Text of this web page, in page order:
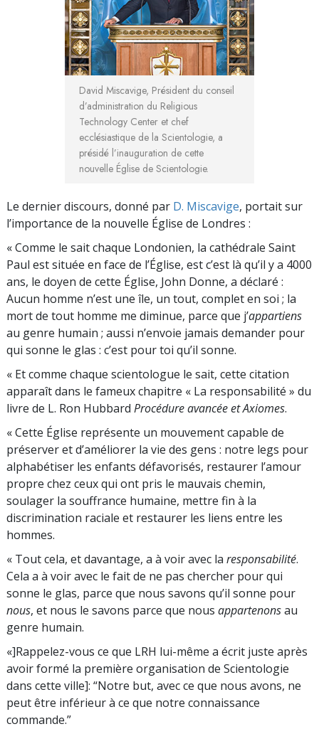
David Miscavige, Président du conseil
d’administration du Religious
Technology Center et chef
ecclésiastique de la Scientologie, a
présidé l’inauguration de cette
nouvelle Église de Scientologie.
Le dernier discours, donné par D. Miscavige, portait sur
l’importance de la nouvelle Église de Londres :
« Comme le sait chaque Londonien, la cathédrale Saint
Paul est située en face de l’Église, est c’est là qu’il y a 4000
ans, le doyen de cette Église, John Donne, a déclaré :
Aucun homme n’est une île, un tout, complet en soi ; la
mort de tout homme me diminue, parce que j’appartiens
au genre humain ; aussi n’envoie jamais demander pour
qui sonne le glas : c’est pour toi qu’il sonne.
« Et comme chaque scientologue le sait, cette citation
apparaît dans le fameux chapitre « La responsabilité » du
livre de L. Ron Hubbard Procédure avancée et Axiomes.
« Cette Église représente un mouvement capable de
préserver et d’améliorer la vie des gens : notre legs pour
alphabétiser les enfants défavorisés, restaurer l’amour
propre chez ceux qui ont pris le mauvais chemin,
soulager la souffrance humaine, mettre fin à la
discrimination raciale et restaurer les liens entre les
hommes.
« Tout cela, et davantage, a à voir avec la responsabilité.
Cela a à voir avec le fait de ne pas chercher pour qui
sonne le glas, parce que nous savons qu’il sonne pour
nous, et nous le savons parce que nous appartenonsau
genre humain.
«]Rappelez-vous ce que LRH lui-même a écrit juste après
avoir formé la première organisation de Scientologie
dans cette ville]: “Notre but, avec ce que nous avons, ne
peut être inférieur à ce que notre connaissance
commande.”